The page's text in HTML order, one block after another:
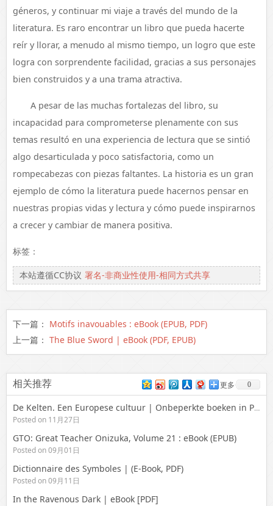
géneros, y continuar mi viaje a través del mundo de la
literatura. Es raro encontrar un libro que pueda hacerte
reír y llorar, a menudo al mismo tiempo, un logro que este
logra con sorprendente facilidad, gracias a sus personajes
bien construidos y a una trama atractiva.
A pesar de las muchas fortalezas del libro, su
incapacidad para comprometerse plenamente con sus
temas resultó en una experiencia de lectura que se sintió
algo desarticulada y poco satisfactoria, como un
rompecabezas con piezas faltantes. La historia es un gran
ejemplo de cómo la literatura puede hacernos pensar en
nuestras propias vidas y lectura y cómo puede inspirarnos
a crecer y cambiar de manera positiva.
标签：
本站遵循CC协议 署名-非商业性使用-相同方式共享
下一篇： Motifs inavouables : eBook (EPUB, PDF)
上一篇： The Blue Sword | eBook (PDF, EPUB)
相关推荐 更多 0
De Kelten. Een Europese cultuur | Onbeperkte boeken in PDF
Posted on 11月27日
GTO: Great Teacher Onizuka, Volume 21 : eBook (EPUB)
Posted on 09月01日
Dictionnaire des Symboles | (E-Book, PDF)
Posted on 09月11日
In the Ravenous Dark | eBook [PDF]